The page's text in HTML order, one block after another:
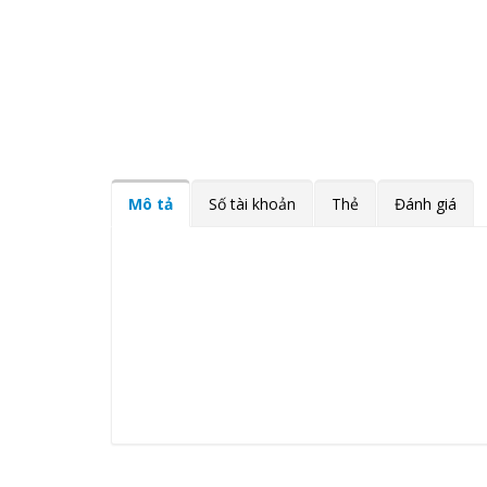
Mô tả Số tài khoản Thẻ Đánh giá